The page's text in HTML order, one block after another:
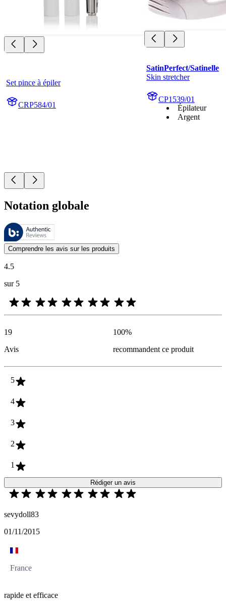
Set pince à épiler
CRP584/01
SatinPerfect/Satinelle
Skin stretcher
CP1539/01
Épilateur
Argent
Notation globale
Ces évaluations sont gérées par Bazaarvoice et sont conformes à la
Les avis des clients exprimés sous forme d'évaluations de produits
Comprendre les avis sur les produits
4.5
sur 5
19
Avis
100%
recommandent ce produit
5
4
3
2
1
Rédiger un avis
sevydoll83
01/11/2015
France
rapide et efficace